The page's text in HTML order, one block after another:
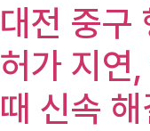
대전 중구
허가 지연
때 신속